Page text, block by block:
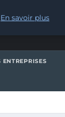
En savoir plus